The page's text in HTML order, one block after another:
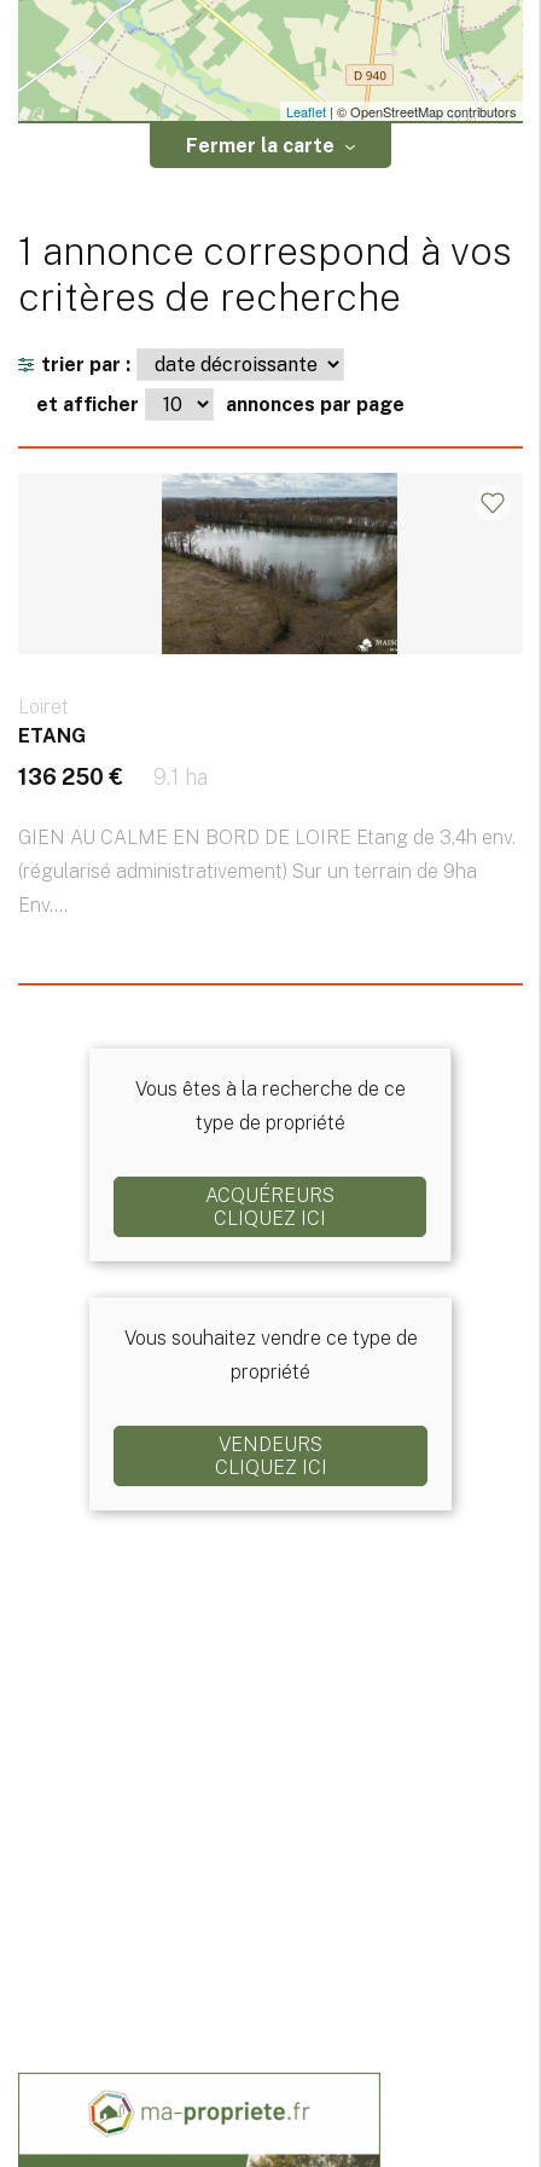
Leaflet| © OpenStreetMap contributors
Fermer la carte
1 annonce correspond à vos
critères de recherche
trier par :
et afficher
annonces par page
Loiret
ETANG
136 250 € 9.1 ha
GIEN AU CALME EN BORD DE LOIRE Etang de 3,4h env.
(régularisé administrativement) Sur un terrain de 9ha
Env....
Vous êtes à la recherche de ce
type de propriété
ACQUÉREURS
CLIQUEZ ICI
Vous souhaitez vendre ce type de
propriété
VENDEURS
CLIQUEZ ICI